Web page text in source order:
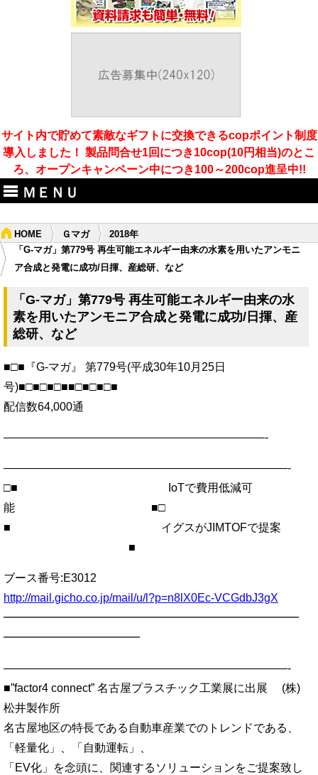
サイト内で貯めて素敵なギフトに交換できるcopポイント制度
導入しました！ 製品問合せ1回につき10cop(10円相当)のとこ
ろ、オープンキャンペーン中につき100～200cop進呈中!!
ＭＥＮＵ
HOME Ｇマガ
2018年
「G-マガ」第779号 再生可能エネルギー由来の水素を用いたアンモニ
ア合成と発電に成功/日揮、産総研、など
「G-マガ」第779号 再生可能エネルギー由来の水
素を用いたアンモニア合成と発電に成功/日揮、産
総研、など
■□■『G-マガ』 第779号(平成30年10月25日
号)■□■□■□■■□■□■□■
配信数64,000通
———————————————————————-
—————————————————————————-
□■ IoTで費用低減可
能 ■□
■ イグスがJIMTOFで提案
■
ブース番号:E3012
http://mail.gicho.co.jp/mail/u/l?p=n8lX0Ec-VCGdbJ3gX
━━━━━━━━━━━━━━━━━━━━━━━━━━
━━━━━━━━━━━━
—————————————————————————-
■”factor4 connect” 名古屋プラスチック工業展に出展 (株)
松井製作所
名古屋地区の特長である自動車産業でのトレンドである、
「軽量化」、「自動運転」、
「EV化」を念頭に、関連するソリューションをご提案致し